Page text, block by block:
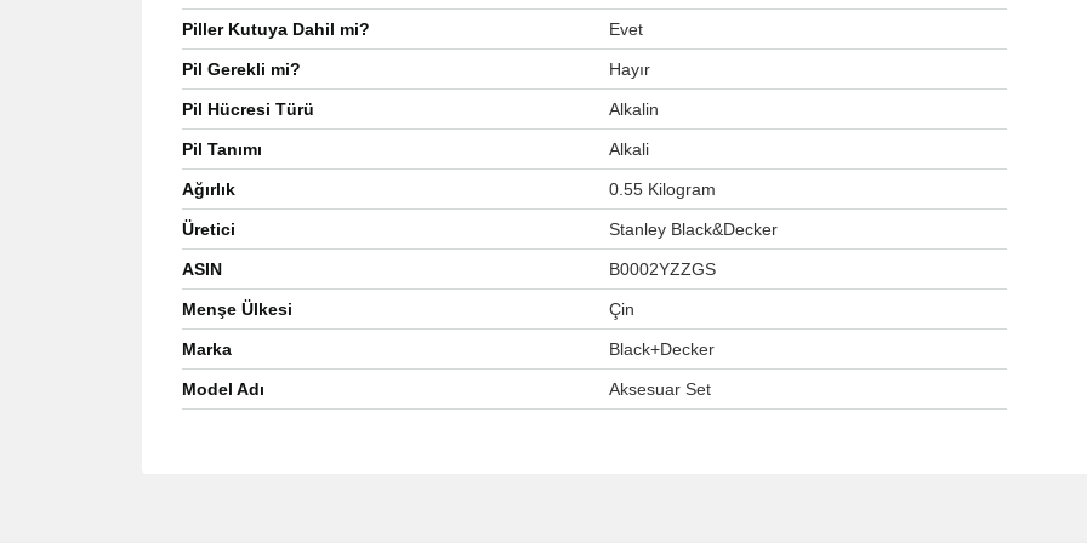
Piller Kutuya Dahil mi? ‎Evet
Pil Gerekli mi? ‎Hayır
Pil Hücresi Türü ‎Alkalin
Pil Tanımı ‎Alkali
Ağırlık ‎0.55 Kilogram
Üretici ‎Stanley Black&Decker
ASIN ‎B0002YZZGS
Menşe Ülkesi ‎Çin
Marka ‎Black+Decker
Model Adı ‎Aksesuar Set